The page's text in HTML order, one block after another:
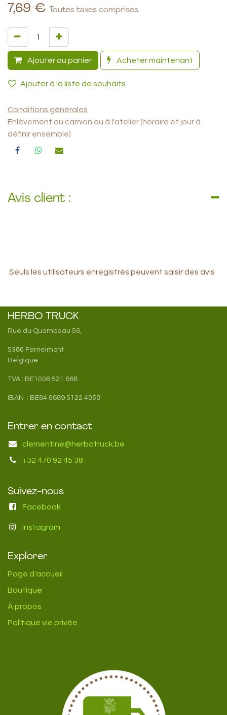
7,69 € Toutes taxes comprises
Ajouter au panier Acheter maintenant
Ajouter à la liste de souhaits
Conditions générales
Enlèvement au camion ou à l'atelier (horaire et jour à
définir ensemble)
Avis client :
Seuls les utilisateurs enregistrés peuvent saisir des avis
HERBO TRUCK
Rue du Quambeau 56,
5380 Fernelmont
Belgique
TVA : BE1008 521 668
IBAN : BE84 0689 5122 4059
Entrer en contact
clementine@herbotruck.be
+32 470 92 45 38
Suivez-nous
Facebook
Instagram
Explorer
Page d'accueil
Boutique
À propos
Politique vie privée